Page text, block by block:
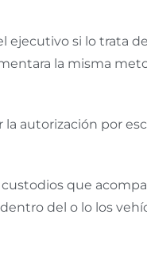
ejecutivo si lo trata
la misma
la autorización por
que
del o lo los